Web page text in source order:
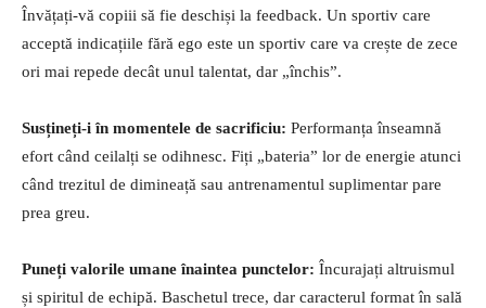
Învățați-vă copiii să fie deschiși la feedback. Un sportiv care
acceptă indicațiile fără ego este un sportiv care va crește de zece
ori mai repede decât unul talentat, dar „închis”.
Susțineți-i în momentele de sacrificiu: Performanța înseamnă
efort când ceilalți se odihnesc. Fiți „bateria” lor de energie atunci
când trezitul de dimineață sau antrenamentul suplimentar pare
prea greu.
Puneți valorile umane înaintea punctelor: Încurajați altruismul
și spiritul de echipă. Baschetul trece, dar caracterul format în sală